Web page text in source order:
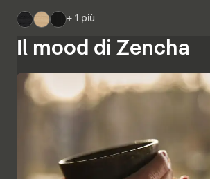
+ 1 più
Il mood di Zencha